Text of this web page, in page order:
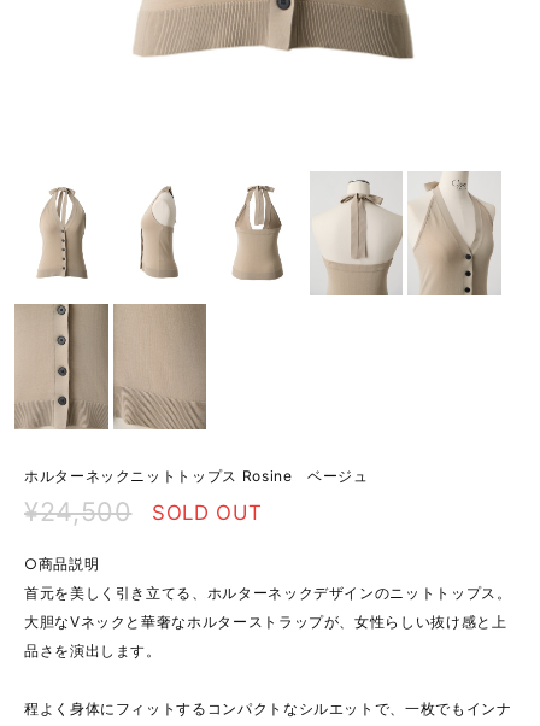
ホルターネックニットトップス Rosine ベージュ
¥24,500 SOLD OUT
○商品説明
首元を美しく引き立てる、ホルターネックデザインのニットトップス。
大胆なVネックと華奢なホルターストラップが、女性らしい抜け感と上
品さを演出します。
程よく身体にフィットするコンパクトなシルエットで、一枚でもインナ